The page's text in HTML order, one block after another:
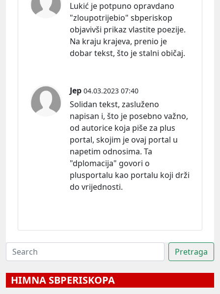
Lukić je potpuno opravdano
"zloupotrijebio" sbperiskop
objavivši prikaz vlastite poezije.
Na kraju krajeva, prenio je
dobar tekst, što je stalni običaj.
Jep 04.03.2023 07:40
Solidan tekst, zasluženo
napisan i, što je posebno važno,
od autorice koja piše za plus
portal, skojim je ovaj portal u
napetim odnosima. Ta
"dplomacija" govori o
plusportalu kao portalu koji drži
do vrijednosti.
HIMNA SBPERISKOPA